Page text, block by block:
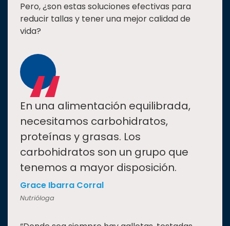
Pero, ¿son estas soluciones efectivas para
reducir tallas y tener una mejor calidad de
vida?
“
En una alimentación equilibrada,
necesitamos carbohidratos,
proteínas y grasas. Los
carbohidratos son un grupo que
tenemos a mayor disposición.
Grace Ibarra Corral
Nutrióloga